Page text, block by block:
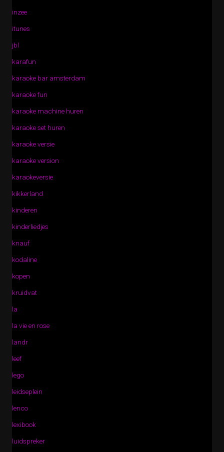
inzee
itunes
jbl
karafun
karaoke bar amsterdam
karaoke fun
karaoke machine huren
karaoke set huren
karaoke versie
karaoke version
karaokeversie
kikkerland
kinderen
kinderliedjes
knauf
kodaline
kopen
kruidvat
la
la vie en rose
landr
leef
lego
leidseplein
lenco
lexibook
luidspreker